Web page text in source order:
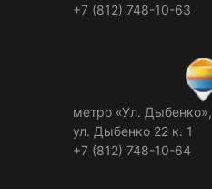
+7 (812) 748-10-63
метро «Ул. Дыбенко»,
ул. Дыбенко 22 к. 1
+7 (812) 748-10-64